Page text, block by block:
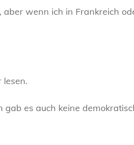
wenn ich in Frankreich
lesen.
es auch keine